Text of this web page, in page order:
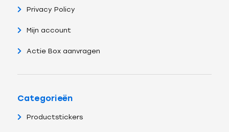
Privacy Policy
Mijn account
Actie Box aanvragen
Categorieën
Productstickers